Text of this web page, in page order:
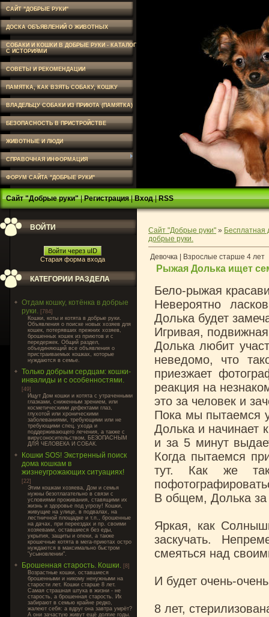
САЙТ "ДОБРЫЕ РУКИ"
ДОСКА ОБЪЯВЛЕНИЙ О ЖИВОТНЫХ
СОБАКИ И КОШКИ В ДОБРЫЕ РУКИ - КАТАЛОГ
С ИСТОРИЯМИ
СОВЕТЫ И РЕКОМЕНДАЦИИ
ПАМЯТКА, КАК ВЗЯТЬ СОБАКУ, КОШКУ
ВЛАДЕЛЬЦУ СОБАКИ ИЗ ПРИЮТА (ПАМЯТКА)
БЕЗОПАСНОСТЬ В ПРИСТРОЙСТВЕ
ЖИВОТНЫЕ И ЛЮДИ
СПРАВОЧНАЯ ИНФОРМАЦИЯ
ФОРУМ САЙТА "ДОБРЫЕ РУКИ"
Сайт "Добрые руки"|Регистрация|Вход|RSS
ВОЙТИ
Войти через uID
Старая форма входа
КАТЕГОРИИ РАЗДЕЛА
Отдам кошку, котёнка в добрые
руки. [784]
Кошки, коты и котята в добрые руки.
Объявления о поиске новых хозяев для
кошек, потерявших прежних хозяев,
брошенных кошек из приютов и с
передержек. Общий раздел,
объединяющий все объявления о
пристраиваемых кошках, которые
нуждаются в семье.
Только добрым сердцам: кошки-
инвалиды и с особенностями.
[49]
Ищут Дом кошки и котята с утраченными
глазками, сниженным зрением, или
косметическими дефектами глаз,
глухотой или хроническими
заболеваниями, требующими или не
требующими спец. ухода и
поддерживающего лечения, а также с
вирусоносительством, БЕЗОПАСНЫМ
ДЛЯ ЧЕЛОВЕКА И СОБАК.
Кошки SOS! Экстренный поиск
дома кошкам в
жизнеугрожающих ситуациях!
[22]
Этим кошкам хозяева, Дом и семья
нужны безотлагательно в связи с
условиями проживания, ставящими их
жизнь и здоровье под угрозу! Кошки,
живущие на улице, в подвалах, на
лестничной площадке и т.п., брошенные
на дачах, при переездах и пр. своими
хозяевами, оставшиеся без еды,
укрытия, защиты и опеки, а также
крошечные котята в мега-приютах остро
нуждаются в максимально быстром
"усыновлении".
Брошенная старость. Кошки. [8]
Возрастные кошки, оставшиеся
брошенными и никому ненужными на
старости лет. Кошки старше 8 лет.
Самая страшная штука в жизни - не
старость, а брошенная старость. Их
забирают в семью крайне редко,
жалеют себя: а вдруг она завтра умрёт?
А они зачастую живут ещё долгие годы.
Сайт "Добрые руки" » Бесплатная
добрые руки.
Девочка | Взрослые старше 4 лет
Рыжая Долька ищет
Бело-рыжая
Невероятно
Долька будет
Игривая,
Долька любит
неведомо, что
приезжает
реакция на
это за человек и
Пока мы пытаемся
Долька и начинает
и за 5 минут
Когда пытаемся
тут. Как же
В общем, Долька за
Яркая, как
заскучать.
смеяться над
И будет очень-
8 лет,